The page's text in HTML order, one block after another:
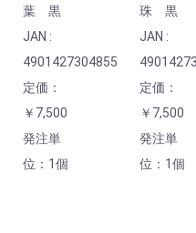
葉 黒
JAN :
4901427304855
定価：
￥7,500
発注単
位：1個
珠 黒
JAN :
定価：
￥7,500
発注単
位：1個